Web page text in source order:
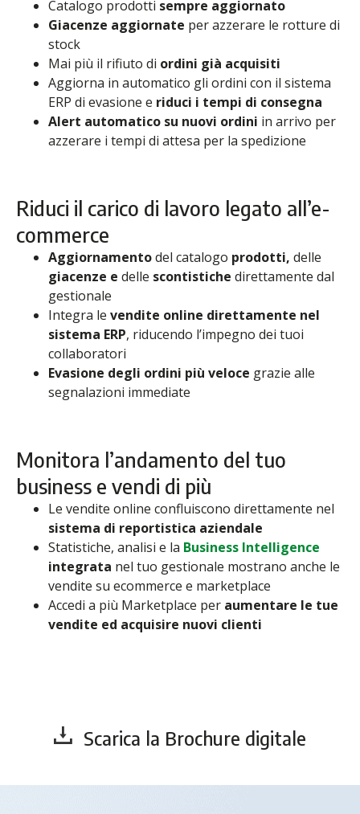
Catalogo prodotti sempre aggiornato
Giacenze aggiornate per azzerare le rotture di
stock
Mai più il rifiuto di ordini già acquisiti
Aggiorna in automatico gli ordini con il sistema
ERP di evasione e riduci i tempi di consegna
Alert automatico su nuovi ordini in arrivo per
azzerare i tempi di attesa per la spedizione
Riduci il carico di lavoro legato all’e-
commerce
Aggiornamentodel catalogo prodotti, delle
giacenze e delle scontistiche direttamente dal
gestionale
Integra le vendite online direttamente nel
sistema ERP, riducendo l’impegno dei tuoi
collaboratori
Evasione degli ordini più veloce grazie alle
segnalazioni immediate
Monitora l’andamento del tuo
business e vendi di più
Le vendite online confluiscono direttamente nel
sistema di reportistica aziendale
Statistiche, analisi e la Business Intelligence
integrata nel tuo gestionale mostrano anche le
vendite su ecommerce e marketplace
Accedi a più Marketplace per aumentare le tue
vendite ed acquisire nuovi clienti
Scarica la Brochure digitale